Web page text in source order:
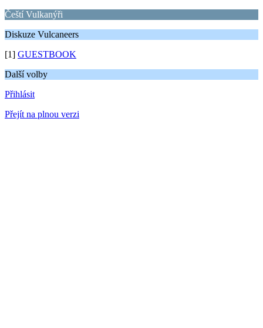
Čeští Vulkanýři
Diskuze Vulcaneers
[1] GUESTBOOK
Další volby
Přihlásit
Přejít na plnou verzi